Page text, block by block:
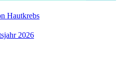
Hautkrebs
2026